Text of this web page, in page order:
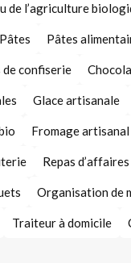
de l’agriculture
Pâtes Pâtes
confiserie
Glace artisanale
Fromage artisanal
Repas d’affaires
Organisation de
Traiteur à domicile